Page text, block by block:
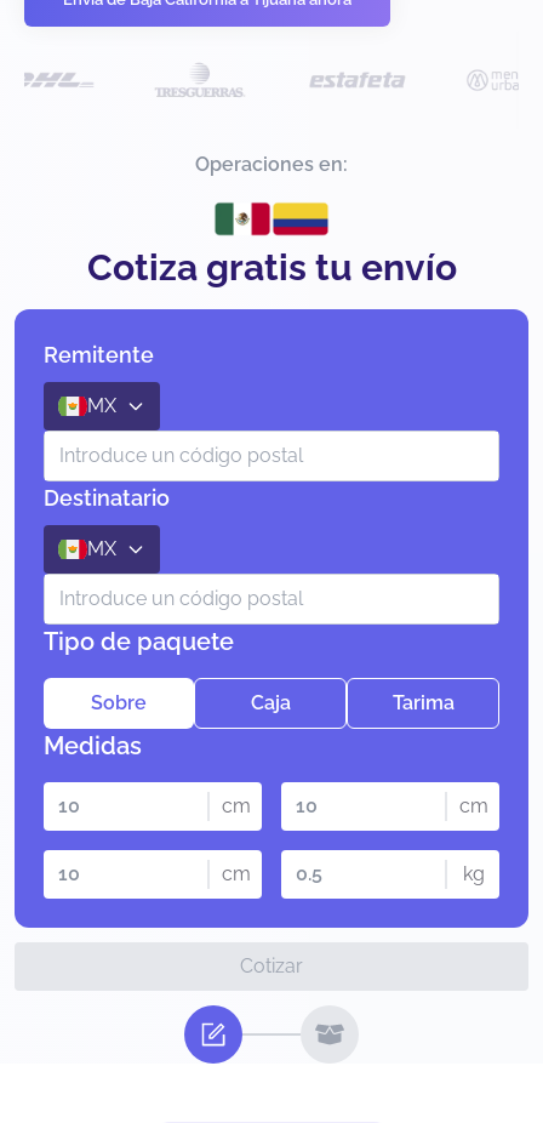
Operaciones en:
Cotiza gratis tu envío
Remitente
MX
Destinatario
MX
Tipo de paquete
Sobre Caja Tarima
Medidas
cm cm
cm kg
Cotizar